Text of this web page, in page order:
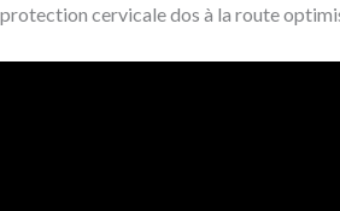
cervicale dos à la route